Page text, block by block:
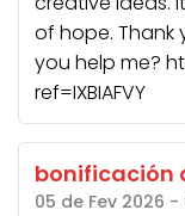
of hope. Thank
you help me?
ref=IXBIAFVY
bonificación
05 de Fev 2026 -